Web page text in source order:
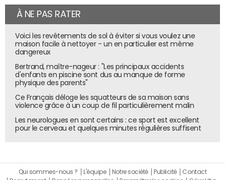
À NE PAS RATER
Voici les revêtements de sol à éviter si vous voulez une
maison facile à nettoyer - un en particulier est même
dangereux
Bertrand, maître-nageur : "Les principaux accidents
d'enfants en piscine sont dus au manque de forme
physique des parents"
Ce Français déloge les squatteurs de sa maison sans
violence grâce à un coup de fil particulièrement malin
Les neurologues en sont certains : ce sport est excellent
pour le cerveau et quelques minutes régulières suffisent
Qui sommes-nous ? L'équipe Notre société Publicité
Contact